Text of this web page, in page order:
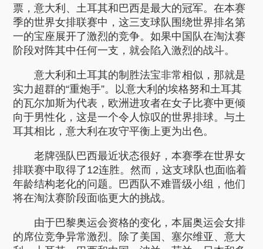
票，意大利、土耳其和巴西是最大的冠军。在本赛
季的世界女排联赛中，这三支球队围绕世界排名第
一的宝座展开了激烈的竞争。如果中国队在淘汰赛
阶段对阵其中任何一支，就会陷入激烈的战斗。
意大利和土耳其的制胜法宝非常相似，那就是
实力超群的“重炮手”。以意大利的埃格努和土耳其
的瓦尔加斯为代表，欧洲进攻者在女子比赛中更倾
向于男性化，这是一个令人惊叹的世界排球。与土
耳其相比，意大利在攻守平衡上更为出色。
老牌强队巴西最近状态很好，本赛季在世界女
排联赛中取得了12连胜。然而，这支球队也面临着
年龄结构老化的问题。巴西队不难晋级小组，他们
将在淘汰赛阶段面临更大的挑战。
由于巴黎奥运会资格的变化，本届奥运会女排
的席位竞争异常激烈。除了美国、塞尔维亚、意大